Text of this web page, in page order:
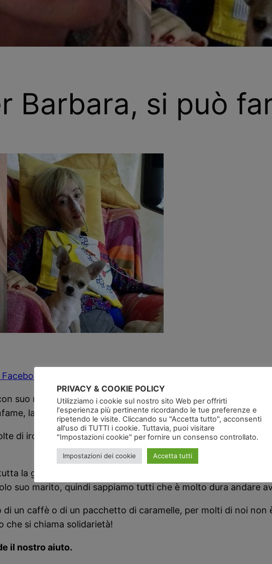
Barbara, si può
suo marito e sua figlia, devo dirvi che è una gran bella
la sta distruggendo, e oltre a lei anche la sua famiglia.
di ironizzare sulla malattia che si è impossessata del suo
la gente che la sostiene e le da conforto, ha bisogno di
suo marito, quindi sappiamo tutti che è molto dura andare
di un caffè o di un pacchetto di caramelle, per molti di noi
che si chiama solidarietà!
il nostro aiuto.
PRIVACY & COOKIE POLICY
Utilizziamo i cookie sul nostro sito Web per offrirti
l'esperienza più pertinente ricordando le tue preferenze e
ripetendo le visite. Cliccando su "Accetta tutto", acconsenti
all'uso di TUTTI i cookie. Tuttavia, puoi visitare
"Impostazioni cookie" per fornire un consenso controllato.
Impostazioni dei cookie Accetta tutti